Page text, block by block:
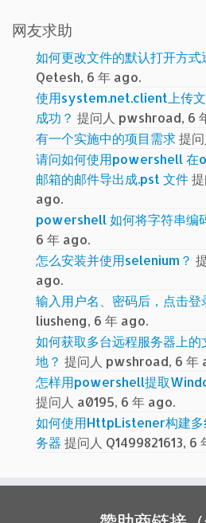
网友求助
如何更改文件的默认打开方式
Qetesh, 6 年 ago.
使用system.net.client上传
成功？ 提问人 pwshroad, 6
有一个实施中的项目需求提
请问如何使用powershell 在
邮箱的邮件导出成.pst 文件
ago.
powershell 如何将字符串编
6 年 ago.
怎么安装并使用selenium？
ago.
输入用户名、密码后，点击登
liusheng, 6 年 ago.
如何获取多台远程服务器上
地？ 提问人 pwshroad, 6 年
怎样用powershell提取
提问人 a0195, 6 年 ago.
如何使用HttpListener构建多
务器 提问人 Q1499821613, 6